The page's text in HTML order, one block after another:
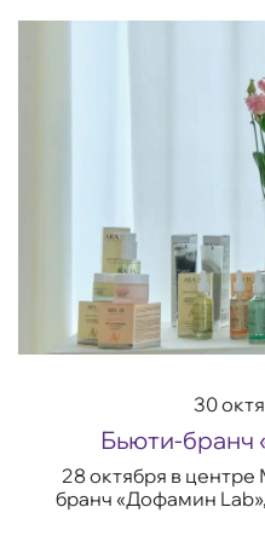
30
Бьюти-бранч
28 октября в
бранч «Дофамин